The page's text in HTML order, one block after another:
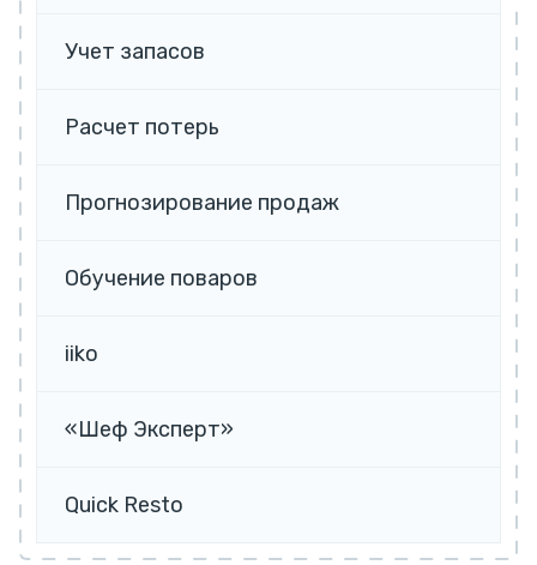
Учет запасов
Расчет потерь
Прогнозирование продаж
Обучение поваров
iiko
«Шеф Эксперт»
Quick Resto